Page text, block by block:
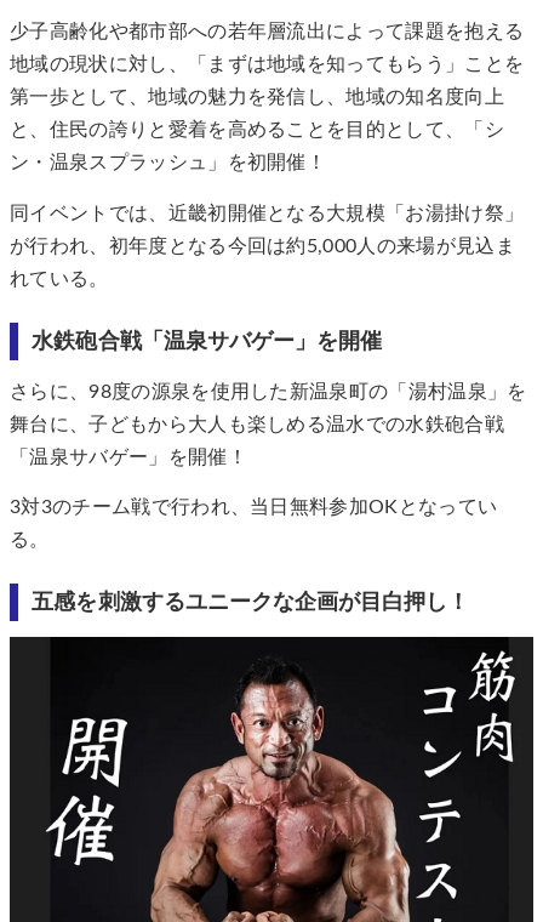
少子高齢化や都市部への若年層流出によって課題を抱える
地域の現状に対し、「まずは地域を知ってもらう」ことを
第一歩として、地域の魅力を発信し、地域の知名度向上
と、住民の誇りと愛着を高めることを目的として、「シ
ン・温泉スプラッシュ」を初開催！
同イベントでは、近畿初開催となる大規模「お湯掛け祭」
が行われ、初年度となる今回は約5,000人の来場が見込ま
れている。
水鉄砲合戦「温泉サバゲー」を開催
さらに、98度の源泉を使用した新温泉町の「湯村温泉」を
舞台に、子どもから大人も楽しめる温水での水鉄砲合戦
「温泉サバゲー」を開催！
3対3のチーム戦で行われ、当日無料参加OKとなってい
る。
五感を刺激するユニークな企画が目白押し！